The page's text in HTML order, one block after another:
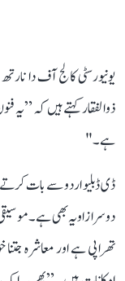
یونیورسٹی کالج آف دا
ذوالفقار کہتے ہیں کہ
ہے۔"
ڈی ڈبلیو اردو سے بات
دوسرا زاویہ بھی ہے۔
تھراپی ہے اور معاشرہ جتنا